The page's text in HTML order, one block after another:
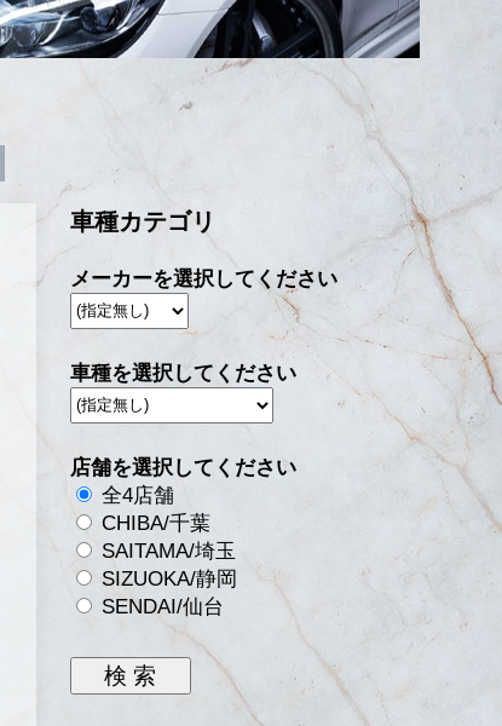
車種カテゴリ
メーカーを選択してください
車種を選択してください
店舗を選択してください
全4店舗
CHIBA/千葉
SAITAMA/埼玉
SIZUOKA/静岡
SENDAI/仙台